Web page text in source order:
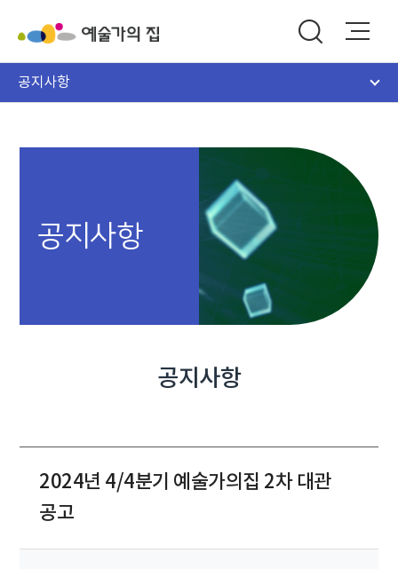
공지사항
공지사항
공지사항
2024년 4/4분기 예술가의집 2차 대관
공고